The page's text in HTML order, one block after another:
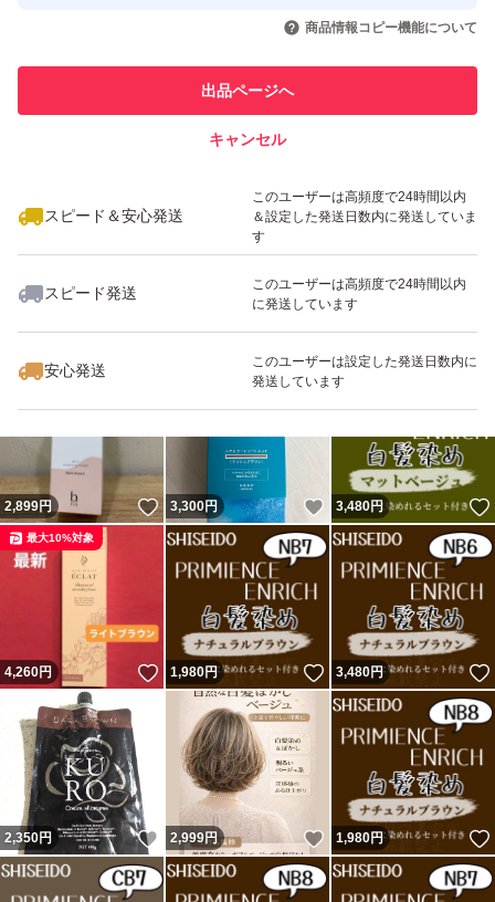
全体に薬をつけたら20〜30分程放置（数分に一度毛髪を
確認してください、細く柔らかい髪の毛や元々明るく染め
ている方はすぐ染まりやすいので要確認）全体が染まった
い。
注意事項
・必ず使用前に1剤と2剤を1gずつほど混ぜて腕の内側等
の皮膚の薄い場所につけ皮膚異常やアレルギー等が無いか
きても当店では一切の責任を負いません。ご自身の責任で
の解決をお願い致します。
・商品ページのイメージ画像は、健常な髪の毛にプロの美
容師がこのカラー剤を使用し施術した物です。ご自身での
施術でのクオリティとは全く違うという事をご理解の上使
用してください。
カラー剤による発色は髪の毛の現在の状態、過去数年間の
様々な美容室やご自身の施術（カラーやパーマ、縮毛矯
正、ダメージ等）により全く違う色が出ます。
1セット ¥1980
2セット ¥3600
での取引実績があります
スピード&安心発送
※このバッジは実績に基づく表示であり、発送を保証しているものではあり
スピード＆安心発送
このユーザーは高頻度で24時間以内
＆設定した発送日数内に発送していま
す
スピード発送
このユーザーは高頻度で24時間以内
に発送しています
安心発送
このユーザーは設定した発送日数内に
発送しています
商品情報コピー機能について
出品ページへ
キャンセル
最大10%対象
2,899円 いいね！
3,300円 いいね！
最大10%対象
3,480円
4,260円 いいね！
最大10%対象
1,980円 いいね！
3,480円
2,350円 いいね！
2,999円 いいね！
1,980円